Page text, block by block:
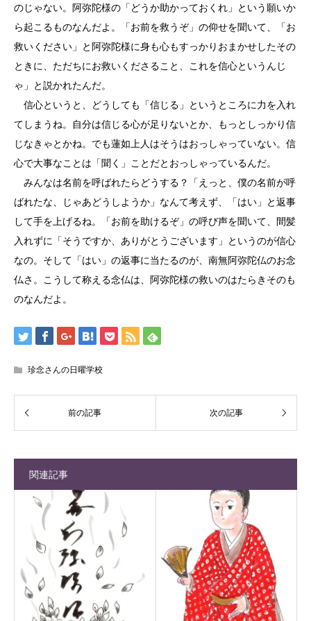
のじゃない。阿弥陀様の「どうか助かっておくれ」という願いか
ら起こるものなんだよ。「お前を救うぞ」の仰せを聞いて、「お
救いください」と阿弥陀様に身も心もすっかりおまかせしたその
ときに、ただちにお救いくださること、これを信心というんじ
ゃ」と説かれたんだ。
信心というと、どうしても「信じる」というところに力を入れ
てしまうね。自分は信じる心が足りないとか、もっとしっかり信
じなきゃとかね。でも蓮如上人はそうはおっしゃっていない。信
心で大事なことは「聞く」ことだとおっしゃっているんだ。
みんなは名前を呼ばれたらどうする？「えっと、僕の名前が呼
ばれたな、じゃあどうしようか」なんて考えず、「はい」と返事
して手を上げるね。「お前を助けるぞ」の呼び声を聞いて、間髪
入れずに「そうですか、ありがとうございます」というのが信心
なの。そして「はい」の返事に当たるのが、南無阿弥陀仏のお念
仏さ。こうして称える念仏は、阿弥陀様の救いのはたらきそのも
のなんだよ。
珍念さんの日曜学校
関連記事